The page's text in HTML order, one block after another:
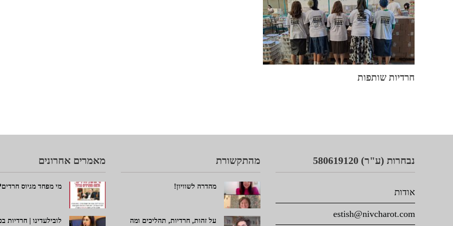
חרדיות שותפות
מאמרים אחרונים
מי מפחד מגיוס
לובילעדינו | חרדיות
מהתקשורת
מהדרה לשוויון!
על זהות, חרדיות, תהליכים ומה
נבחרות (ע"ר) 580619120
אודות
estish@nivcharot.com